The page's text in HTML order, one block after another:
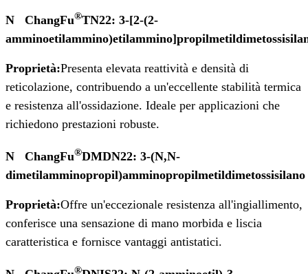
N ChangFu®TN22: 3-[2-(2-
Proprietà:Presenta elevata reattività e densità di
reticolazione, contribuendo a un'eccellente stabilità termica
e resistenza all'ossidazione. Ideale per applicazioni che
richiedono prestazioni robuste.
N ChangFu®DMDN22: 3-(N,N-
dimetilamminopropil)amminopropilmetildimetossisilano
Proprietà:Offre un'eccezionale resistenza all'ingiallimento,
conferisce una sensazione di mano morbida e liscia
caratteristica e fornisce vantaggi antistatici.
®